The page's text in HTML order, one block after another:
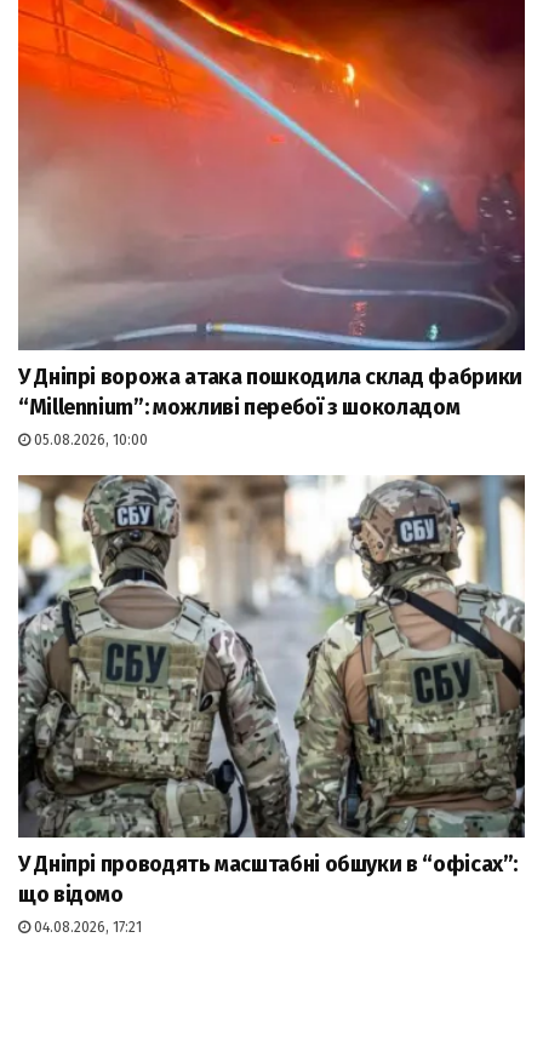
У Дніпрі ворожа атака пошкодила склад фабрики
“Millennium”: можливі перебої з шоколадом
05.08.2026, 10:00
У Дніпрі проводять масштабні обшуки в “офісах”:
що відомо
04.08.2026, 17:21